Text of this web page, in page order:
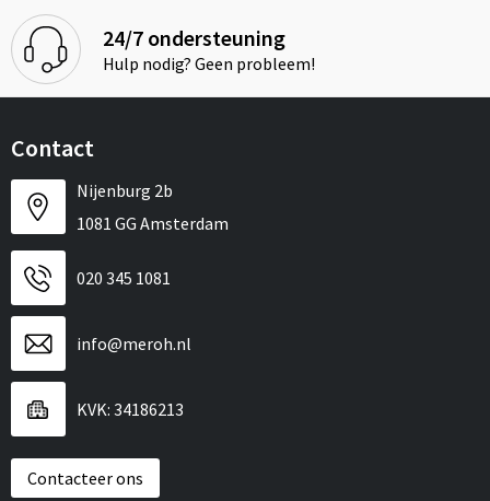
24/7 ondersteuning
Hulp nodig? Geen probleem!
Contact
Nijenburg 2b
1081 GG Amsterdam
020 345 1081
info@meroh.nl
KVK: 34186213
Contacteer ons